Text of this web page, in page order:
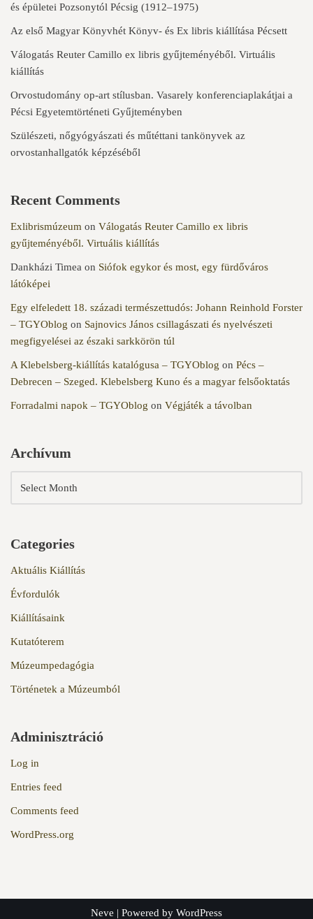
és épületei Pozsonytól Pécsig (1912–1975)
Az első Magyar Könyvhét Könyv- és Ex libris kiállítása Pécsett
Válogatás Reuter Camillo ex libris gyűjteményéből. Virtuális
kiállítás
Orvostudomány op-art stílusban. Vasarely konferenciaplakátjai a
Pécsi Egyetemtörténeti Gyűjteményben
Szülészeti, nőgyógyászati és műtéttani tankönyvek az
orvostanhallgatók képzéséből
Recent Comments
Exlibrismúzeum on Válogatás Reuter Camillo ex libris
gyűjteményéből. Virtuális kiállítás
Dankházi Timea on Siófok egykor és most, egy fürdőváros
látóképei
Egy elfeledett 18. századi természettudós: Johann Reinhold Forster
– TGYOblog on Sajnovics János csillagászati és nyelvészeti
megfigyelései az északi sarkkörön túl
A Klebelsberg-kiállítás katalógusa – TGYOblog on Pécs –
Debrecen – Szeged. Klebelsberg Kuno és a magyar felsőoktatás
Forradalmi napok – TGYOblog on Végjáték a távolban
Archívum
Categories
Aktuális Kiállítás
Évfordulók
Kiállításaink
Kutatóterem
Múzeumpedagógia
Történetek a Múzeumból
Adminisztráció
Log in
Entries feed
Comments feed
WordPress.org
Neve | Powered by WordPress